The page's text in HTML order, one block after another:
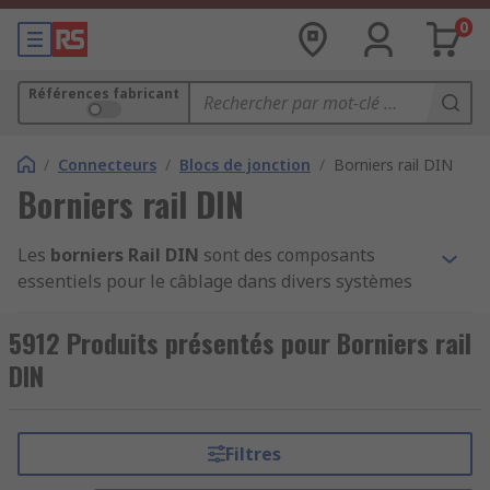
0
Références fabricant
/ Connecteurs / Blocs de jonction / Borniers rail DIN
Borniers rail DIN
Les borniers Rail DIN sont des composants
essentiels pour le câblage dans divers systèmes
connecter facilement des câbles et d'assurer une
transmission sécurisée du courant électrique. Ces
Blocs ce jonctions sont montés sur des
divers équipements dans des armoires
électriques. Ils sont largement utilisés dans les
5912 Produits présentés pour Borniers rail
DIN
Filtres